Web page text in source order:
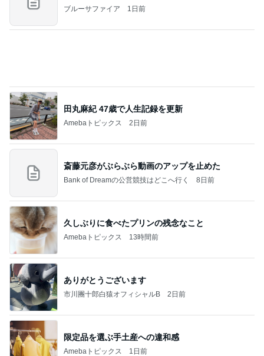
ブルーサファイア 1日前
田丸麻紀 47歳で人生記録を更新
Amebaトピックス 2日前
斎藤元彦がぶらぶら動画のアップを止めた
Bank of Dreamの公営競技はどこへ行く 8日前
久しぶりに食べたプリンの残念なこと
Amebaトピックス 13時間前
ありがとうございます
市川團十郎白猿オフィシャルB 2日前
限定品を選ぶ手土産への違和感
Amebaトピックス 1日前